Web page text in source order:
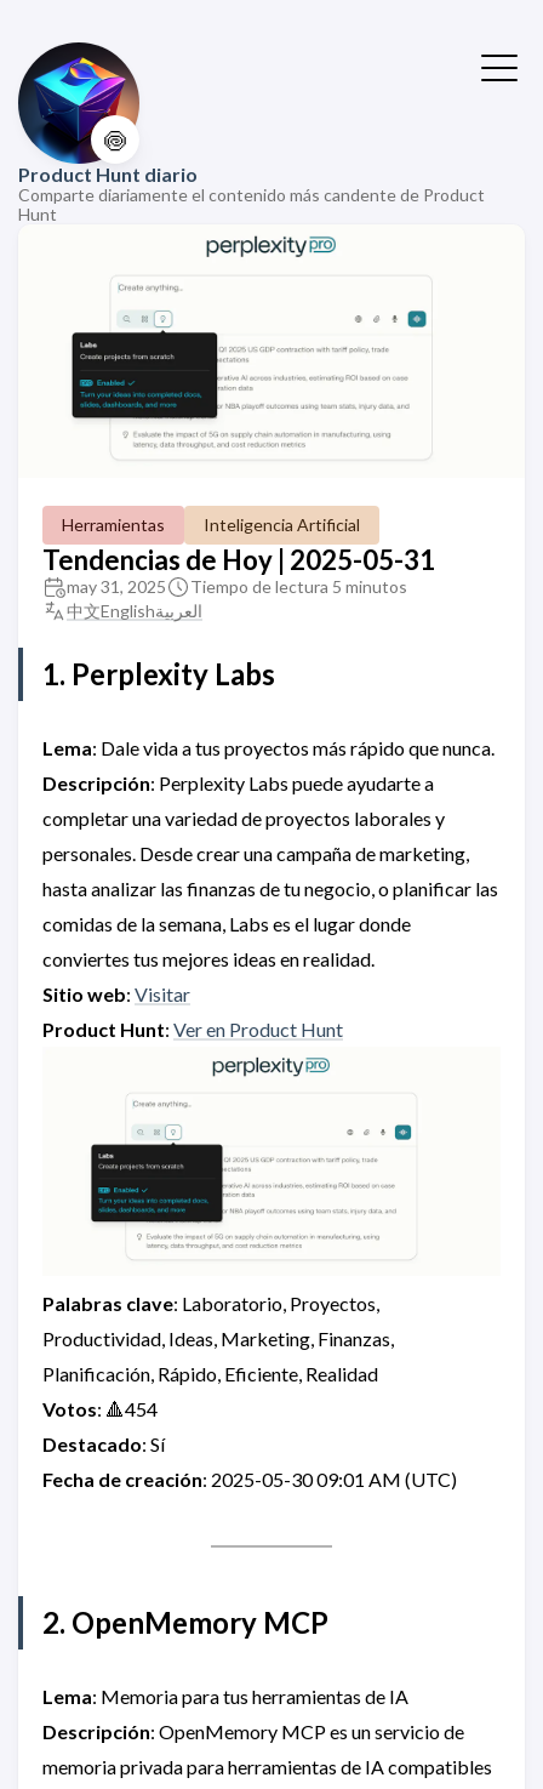
🍥
Product Hunt diario
Comparte diariamente el contenido más candente de Product
Hunt
Herramientas Inteligencia Artificial
Tendencias de Hoy | 2025-05-31
may 31, 2025
Tiempo de lectura 5 minutos
中文Englishالعربية
1. Perplexity Labs
Lema: Dale vida a tus proyectos más rápido que nunca.
Descripción: Perplexity Labs puede ayudarte a
completar una variedad de proyectos laborales y
personales. Desde crear una campaña de marketing,
hasta analizar las finanzas de tu negocio, o planificar las
comidas de la semana, Labs es el lugar donde
conviertes tus mejores ideas en realidad.
Sitio web: Visitar
Product Hunt: Ver en Product Hunt
Palabras clave: Laboratorio, Proyectos,
Productividad, Ideas, Marketing, Finanzas,
Planificación, Rápido, Eficiente, Realidad
Votos: 🔺454
Destacado: Sí
Fecha de creación: 2025-05-30 09:01 AM (UTC)
2. OpenMemory MCP
Lema: Memoria para tus herramientas de IA
Descripción: OpenMemory MCP es un servicio de
memoria privada para herramientas de IA compatibles